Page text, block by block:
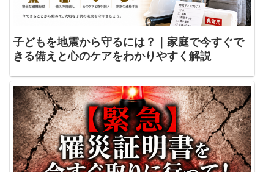
子どもを地震から守るには？｜家庭で今すぐで
きる備えと心のケアをわかりやすく解説